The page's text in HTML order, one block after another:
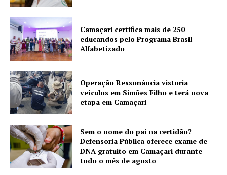
Camaçari certifica mais de 250
educandos pelo Programa Brasil
Alfabetizado
Operação Ressonância vistoria
veículos em Simões Filho e terá nova
etapa em Camaçari
Sem o nome do pai na certidão?
Defensoria Pública oferece exame de
DNA gratuito em Camaçari durante
todo o mês de agosto